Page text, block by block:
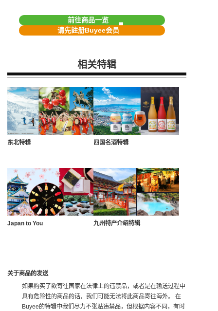
前往商品一览
请先註册Buyee会员
相关特辑
东北特辑 四国名酒特辑
Japan to You 九州特产介绍特辑
关于商品的发送
如果购买了欲寄往国家在法律上的违禁品，或者是在输送过程中
具有危险性的商品的话，我们可能无法将此商品寄往海外。 在
Buyee的特辑中我们尽力不张贴违禁品，但根据内容不同，有时